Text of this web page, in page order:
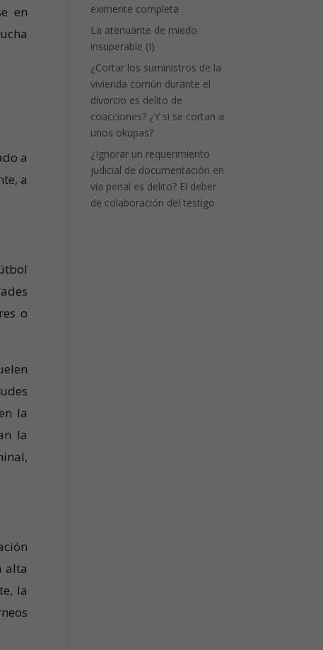
en
a
a
o
la
la
alta
la
eximente completa
La atenuante de miedo
insuperable (I)
¿Cortar los suministros de la
vivienda común durante el
divorcio es delito de
coacciones? ¿Y si se cortan a
unos okupas?
¿Ignorar un requerimiento
judicial de documentación en
vía penal es delito? El deber
de colaboración del testigo